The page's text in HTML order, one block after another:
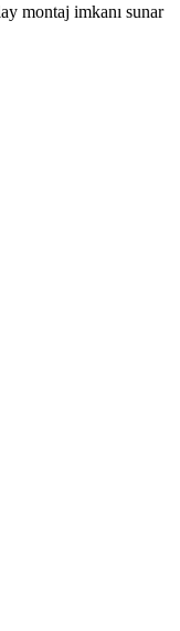
montaj imkanı sunar